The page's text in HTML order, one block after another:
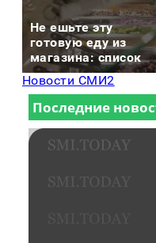
Не ешьте эту
готовую еду из
магазина: список
Новости СМИ2